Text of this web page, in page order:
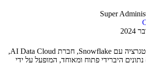
Super
Cloudera הכריזה על אינטגרציה עם Snowflake, חברת AI Data Cloud,
היברידי פתוח ומאוחד, המופעל על ידי